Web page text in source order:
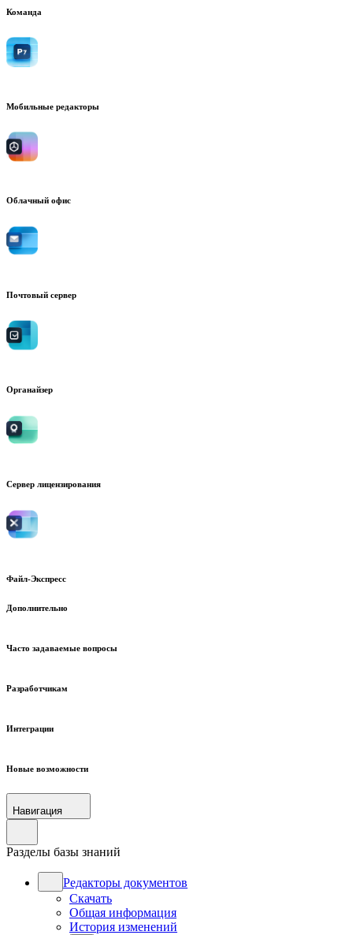
Команда
Мобильные редакторы
Облачный офис
Почтовый сервер
Органайзер
Сервер лицензирования
Файл-Экспресс
Дополнительно
Часто задаваемые вопросы
Разработчикам
Интеграции
Новые возможности
Навигация
Разделы базы знаний
Редакторы документов
Скачать
Общая информация
История изменений